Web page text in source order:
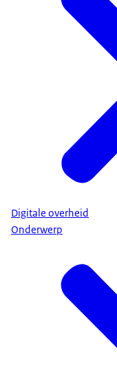
Digitale overheid
Onderwerp